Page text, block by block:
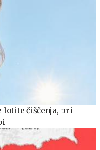
lotite čiščenja, pri